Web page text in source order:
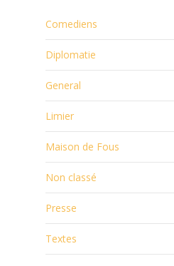
Comediens
Diplomatie
General
Limier
Maison de Fous
Non classé
Presse
Textes